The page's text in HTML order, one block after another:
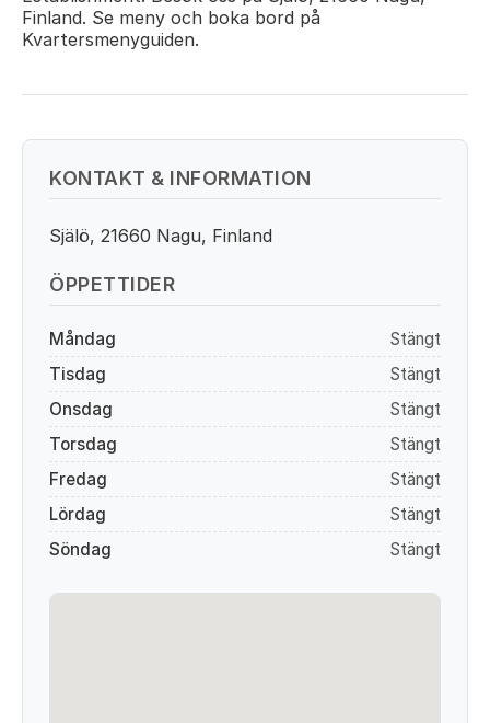
Finland. Se meny och boka bord på
Kvartersmenyguiden.
KONTAKT & INFORMATION
Själö, 21660 Nagu, Finland
ÖPPETTIDER
Måndag
Stängt
Tisdag
Stängt
Onsdag
Stängt
Torsdag
Stängt
Fredag
Stängt
Lördag
Stängt
Söndag
Stängt